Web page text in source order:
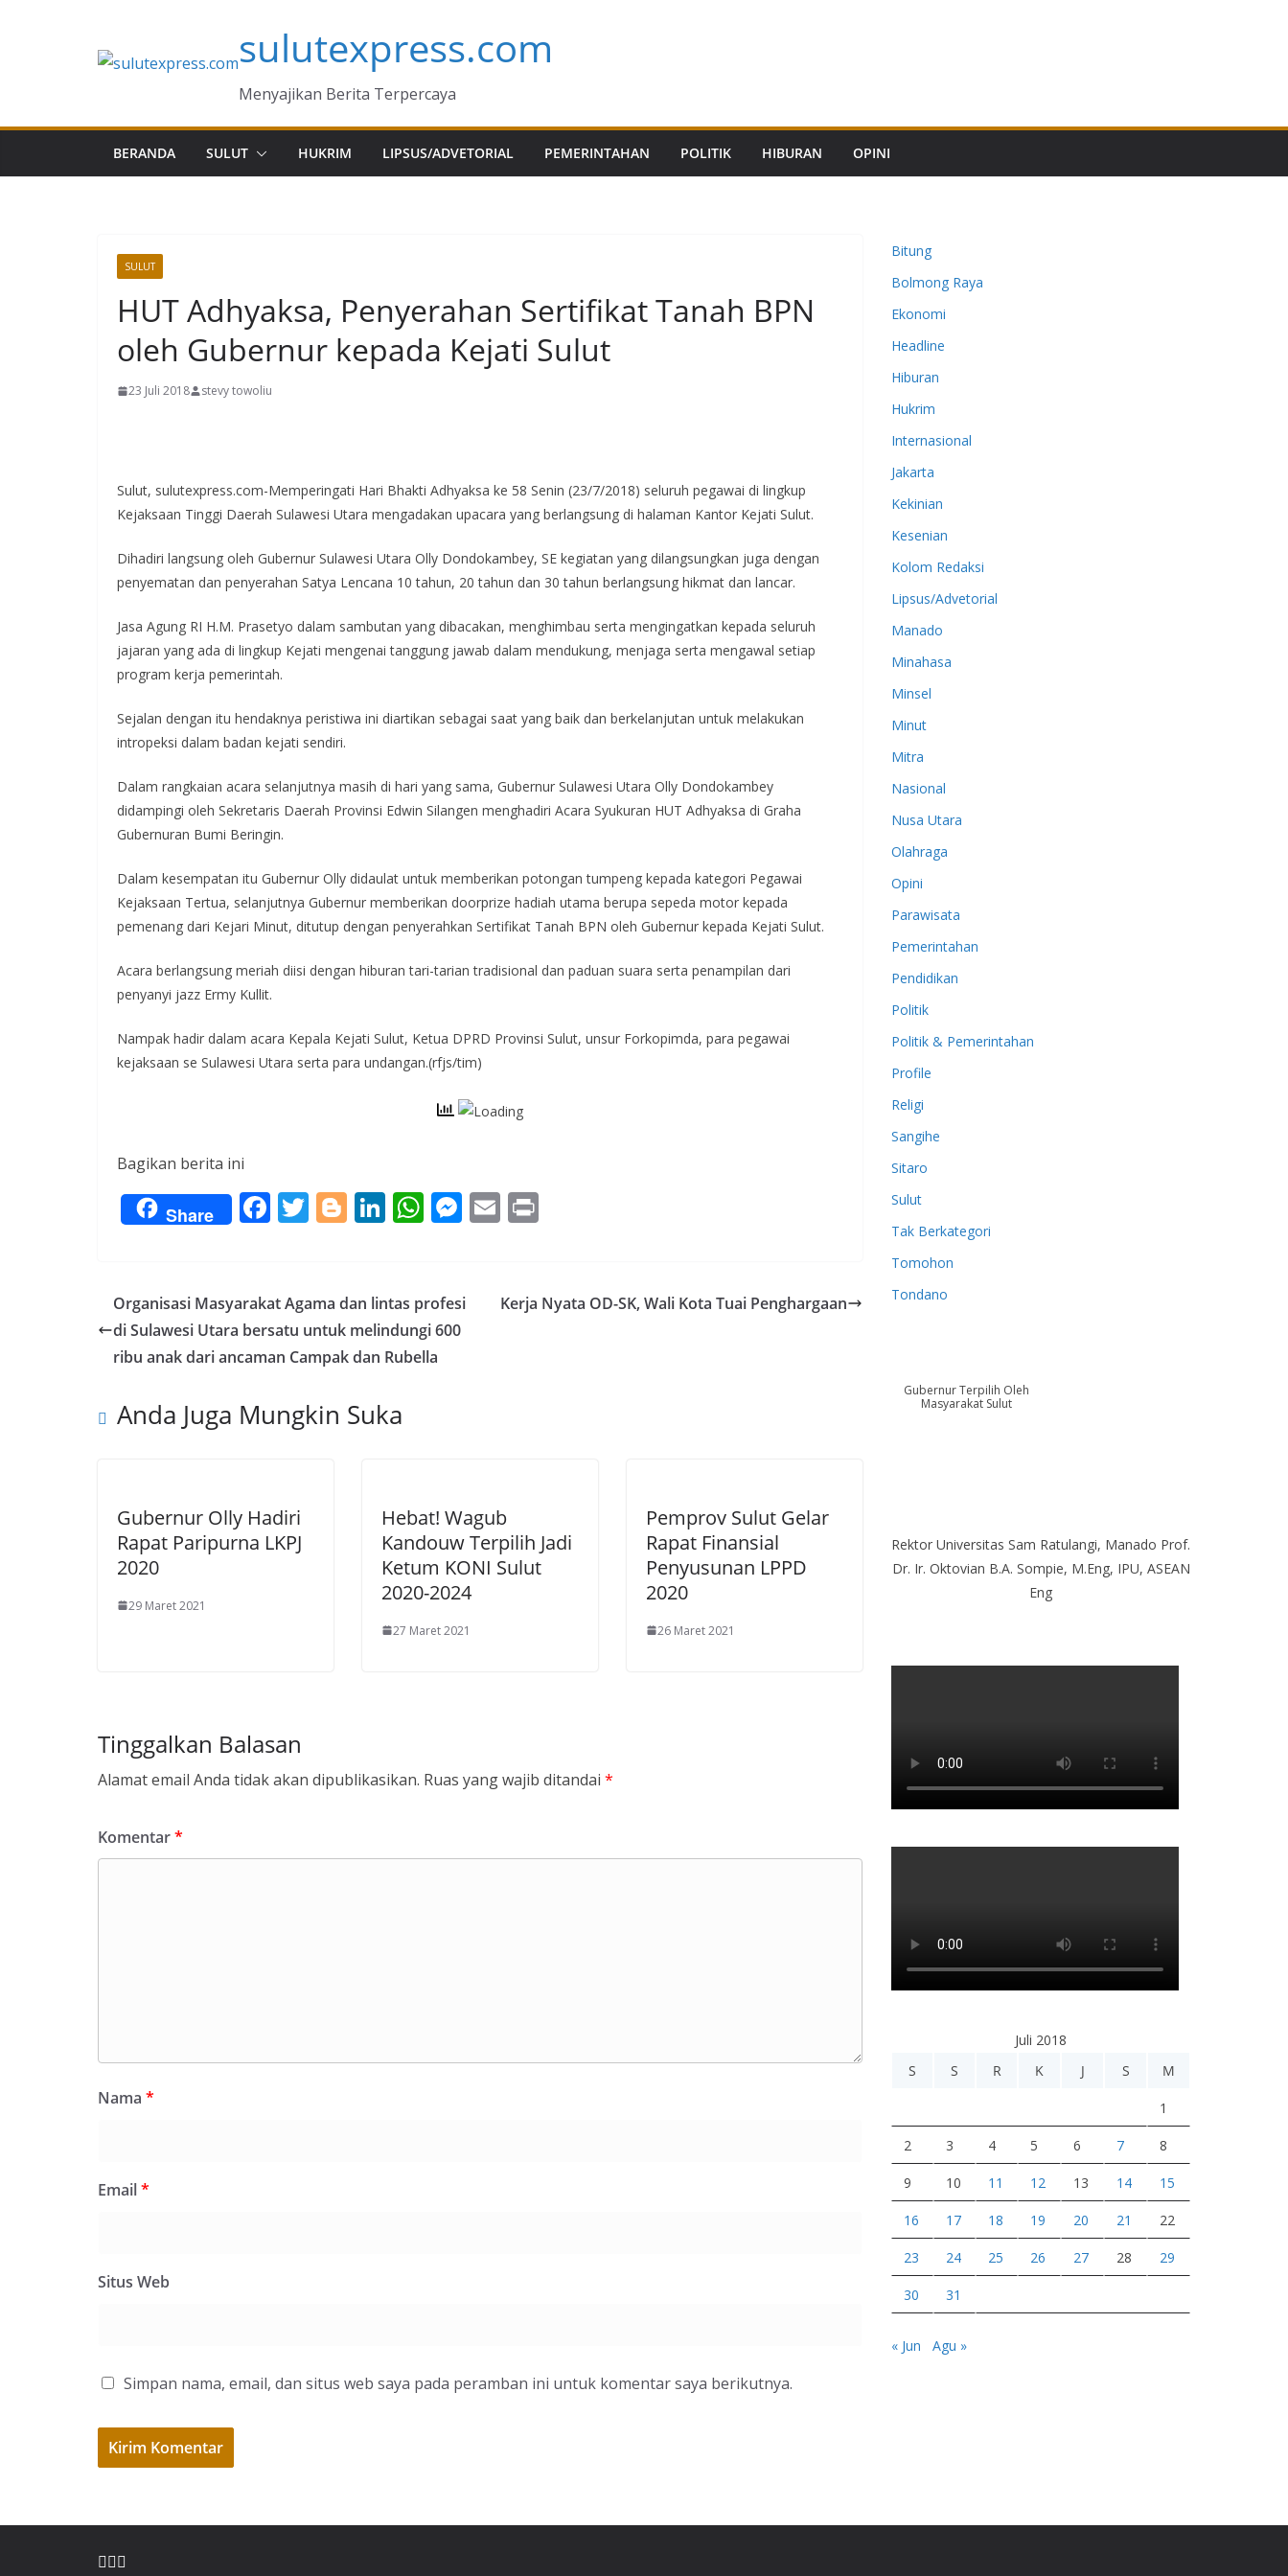
sulutexpress.com
Menyajikan Berita Terpercaya
BERANDA SULUT HUKRIM LIPSUS/ADVETORIAL PEMERINTAHAN POLITIK HIBURAN OPINI
SULUT
HUT Adhyaksa, Penyerahan Sertifikat Tanah BPN
oleh Gubernur kepada Kejati Sulut
23 Juli 2018 stevy towoliu
Sulut, sulutexpress.com-Memperingati Hari Bhakti Adhyaksa ke 58 Senin (23/7/2018) seluruh pegawai di lingkup
Kejaksaan Tinggi Daerah Sulawesi Utara mengadakan upacara yang berlangsung di halaman Kantor Kejati Sulut.
Dihadiri langsung oleh Gubernur Sulawesi Utara Olly Dondokambey, SE kegiatan yang dilangsungkan juga dengan
penyematan dan penyerahan Satya Lencana 10 tahun, 20 tahun dan 30 tahun berlangsung hikmat dan lancar.
Jasa Agung RI H.M. Prasetyo dalam sambutan yang dibacakan, menghimbau serta mengingatkan kepada seluruh
jajaran yang ada di lingkup Kejati mengenai tanggung jawab dalam mendukung, menjaga serta mengawal setiap
program kerja pemerintah.
Sejalan dengan itu hendaknya peristiwa ini diartikan sebagai saat yang baik dan berkelanjutan untuk melakukan
intropeksi dalam badan kejati sendiri.
Dalam rangkaian acara selanjutnya masih di hari yang sama, Gubernur Sulawesi Utara Olly Dondokambey
didampingi oleh Sekretaris Daerah Provinsi Edwin Silangen menghadiri Acara Syukuran HUT Adhyaksa di Graha
Gubernuran Bumi Beringin.
Dalam kesempatan itu Gubernur Olly didaulat untuk memberikan potongan tumpeng kepada kategori Pegawai
Kejaksaan Tertua, selanjutnya Gubernur memberikan doorprize hadiah utama berupa sepeda motor kepada
pemenang dari Kejari Minut, ditutup dengan penyerahkan Sertifikat Tanah BPN oleh Gubernur kepada Kejati Sulut.
Acara berlangsung meriah diisi dengan hiburan tari-tarian tradisional dan paduan suara serta penampilan dari
penyanyi jazz Ermy Kullit.
Nampak hadir dalam acara Kepala Kejati Sulut, Ketua DPRD Provinsi Sulut, unsur Forkopimda, para pegawai
kejaksaan se Sulawesi Utara serta para undangan.(rfjs/tim)
Bagikan berita ini
Share F
ac
b
o
o
T
w
er
Bl
o
g
er
Li
n
e
dI
n
W
h
s
A
p
M
e
e
E
m
l
Organisasi Masyarakat Agama dan lintas profesi
di Sulawesi Utara bersatu untuk melindungi 600
ribu anak dari ancaman Campak dan Rubella
Kerja Nyata OD-SK, Wali Kota Tuai Penghargaan
Anda Juga Mungkin Suka
Gubernur Olly Hadiri
Rapat Paripurna LKPJ
2020
29 Maret 2021
Hebat! Wagub
Kandouw Terpilih Jadi
Ketum KONI Sulut
2020-2024
27 Maret 2021
Pemprov Sulut Gelar
Rapat Finansial
Penyusunan LPPD
2020
26 Maret 2021
Tinggalkan Balasan
Alamat email Anda tidak akan dipublikasikan. Ruas yang wajib ditandai *
Komentar*
Nama *
Email*
Situs Web
Simpan nama, email, dan situs web saya pada peramban ini untuk komentar saya berikutnya.
Bitung
Bolmong Raya
Ekonomi
Headline
Hiburan
Hukrim
Internasional
Jakarta
Kekinian
Kesenian
Kolom Redaksi
Lipsus/Advetorial
Manado
Minahasa
Minsel
Minut
Mitra
Nasional
Nusa Utara
Olahraga
Opini
Parawisata
Pemerintahan
Pendidikan
Politik
Politik & Pemerintahan
Profile
Religi
Sangihe
Sitaro
Sulut
Tak Berkategori
Tomohon
Tondano
Gubernur Terpilih Oleh
Masyarakat Sulut
Rektor Universitas Sam Ratulangi, Manado Prof.
Dr. Ir. Oktovian B.A. Sompie, M.Eng, IPU, ASEAN
Eng
Juli 2018
S
S R K J S M
1
2 3 4 5 6 7 8
9 10 11 12 13 14 15
16 17 18 19 20 21 22
23 24 25 26 27 28 29
30 31
« Jun Agu »